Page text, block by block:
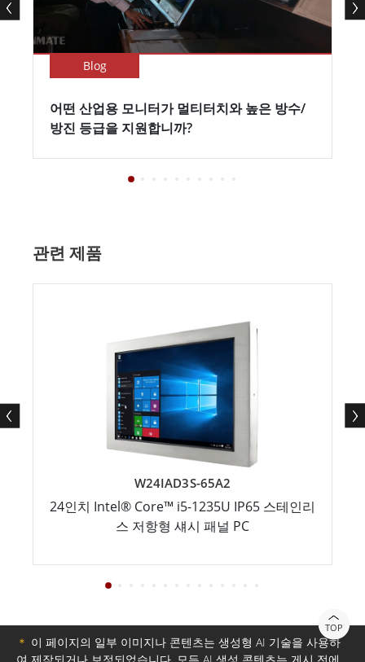
Blog
어떤 산업용 모니터가 멀티터치와 높은 방수/
방진 등급을 지원합니까?
관련 제품
W24IAD3S-65A2
24인치 Intel® Core™ i5-1235U IP65 스테인리
스 저항형 섀시 패널 PC
TOP
＊ 이 페이지의 일부 이미지나 콘텐츠는 생성형 AI 기술을 사용하